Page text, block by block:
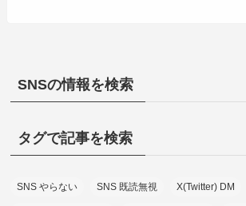
SNSの情報を検索
タグで記事を検索
SNS やらない SNS 既読無視 X(Twitter) DM